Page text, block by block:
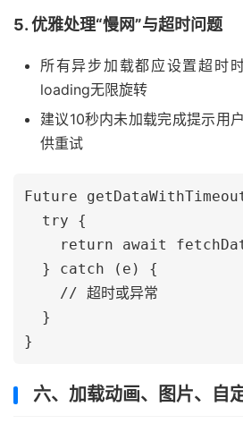
5. 优雅处理“慢网”与超时问题
所有异步加载都应设置超时
loading无限旋转
建议10秒内未加载完成提示用
供重试
Future
  try {
return await
  } catch (e) {
    // 超时或异常
  }
六、加载动画、图片、自